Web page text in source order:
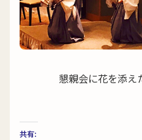
懇親会に花を添え
共有: